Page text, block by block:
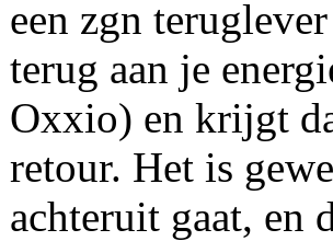
een zgn
terug aan je
Oxxio) en krijgt
retour. Het is
achteruit gaat, en